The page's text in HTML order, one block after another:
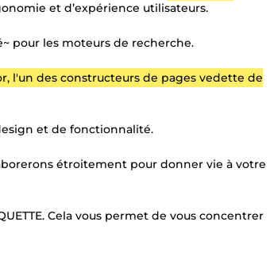
et d’expérience utilisateurs.
pour les moteurs de recherche.
l'un des constructeurs de pages vedette de
et de fonctionnalité.
étroitement pour donner vie à votre
Cela vous permet de vous concentrer